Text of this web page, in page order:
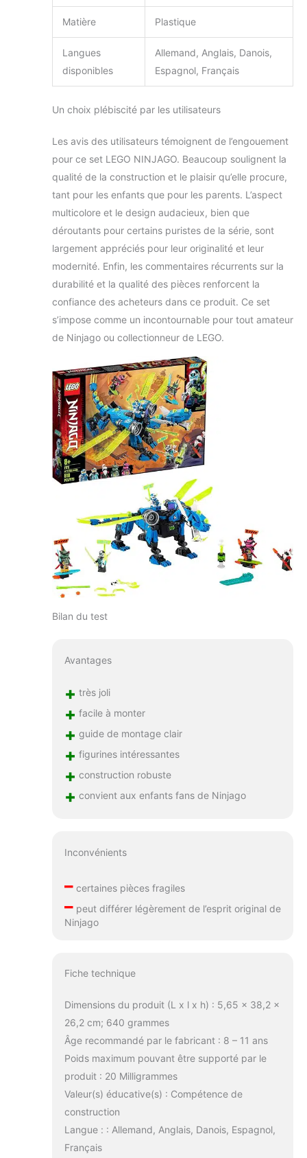
Matière Plastique
Langues
disponibles
Allemand, Anglais, Danois,
Espagnol, Français
Un choix plébiscité par les utilisateurs
Les avis des utilisateurs témoignent de l’engouement
pour ce set LEGO NINJAGO. Beaucoup soulignent la
qualité de la construction et le plaisir qu’elle procure,
tant pour les enfants que pour les parents. L’aspect
multicolore et le design audacieux, bien que
déroutants pour certains puristes de la série, sont
largement appréciés pour leur originalité et leur
modernité. Enfin, les commentaires récurrents sur la
durabilité et la qualité des pièces renforcent la
confiance des acheteurs dans ce produit. Ce set
s’impose comme un incontournable pour tout amateur
de Ninjago ou collectionneur de LEGO.
Bilan du test
Avantages
+ très joli
+ facile à monter
+ guide de montage clair
+ figurines intéressantes
+ construction robuste
+ convient aux enfants fans de Ninjago
Inconvénients
–certaines pièces fragiles
–peut différer légèrement de l’esprit original de
Ninjago
Fiche technique
Dimensions du produit (L x l x h) : 5,65 x 38,2 x
26,2 cm; 640 grammes
Âge recommandé par le fabricant : 8 – 11 ans
Poids maximum pouvant être supporté par le
produit : 20 Milligrammes
Valeur(s) éducative(s) : Compétence de
construction
Langue : : Allemand, Anglais, Danois, Espagnol,
Français